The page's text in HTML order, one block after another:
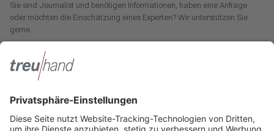
Sie sind Journalist und benötigen Informationen, haben eine Anfrage
oder möchten die Einschätzung eines Experten? Wir unterstützen Sie
gerne.
Innotax
forstwirtschaftlichen Betrieb oder kommen aus dem Handwerk und
suchen einen Steuerberater? Bei der Innotax bieten wir Ihnen individuelle
Beratung für jede Lebensphase.